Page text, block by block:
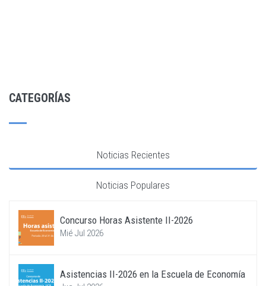
CATEGORÍAS
Noticias Recientes
Noticias Populares
Concurso Horas Asistente II-2026
Mié Jul 2026
Asistencias II-2026 en la Escuela de Economía